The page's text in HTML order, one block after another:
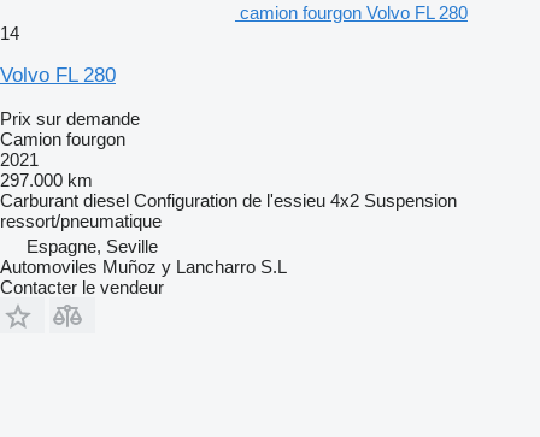
camion fourgon Volvo FL 280
14
Volvo FL 280
Prix sur demande
Camion fourgon
2021
297.000 km
Carburant diesel Configuration de l'essieu 4x2 Suspension
ressort/pneumatique
Espagne, Seville
Automoviles Muñoz y Lancharro S.L
Contacter le vendeur